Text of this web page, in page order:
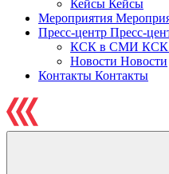
Кейсы Кейсы
Мероприятия
Пресс-центр Пресс-
КСК в СМИ
Новости Новости
Контакты Контакты